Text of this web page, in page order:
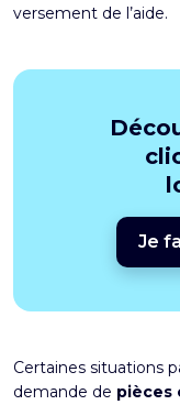
versement de l’aide.
Je
Certaines situations
demande de pièces